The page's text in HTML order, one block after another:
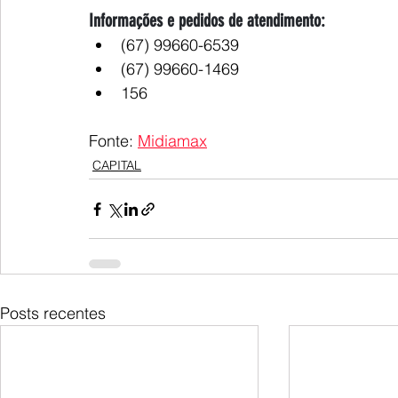
Informações e pedidos de atendimento:
(67) 99660-6539
(67) 99660-1469
156
Fonte: Midiamax
CAPITAL
Posts recentes